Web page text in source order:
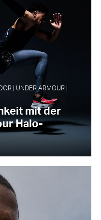
| UNDER ARMOUR |
mit der
Halo-